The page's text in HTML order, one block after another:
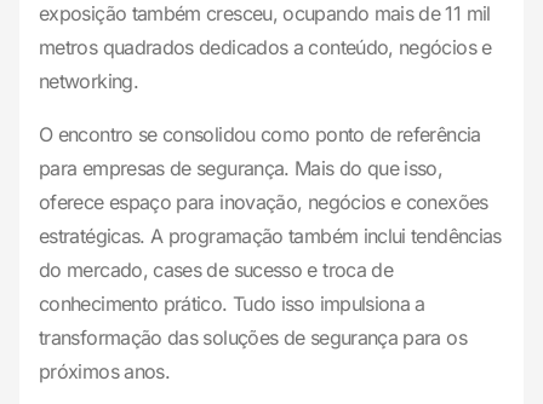
exposição também cresceu, ocupando mais de 11 mil
metros quadrados dedicados a conteúdo, negócios e
networking.
O encontro se consolidou como ponto de referência
para empresas de segurança. Mais do que isso,
oferece espaço para inovação, negócios e conexões
estratégicas. A programação também inclui tendências
do mercado, cases de sucesso e troca de
conhecimento prático. Tudo isso impulsiona a
transformação das soluções de segurança para os
próximos anos.